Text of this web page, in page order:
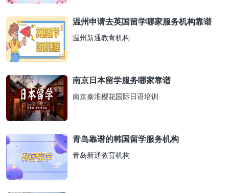
温州申请去英国留学哪家服务机构靠谱
温州新通教育机构
南京日本留学服务哪家靠谱
南京秦淮樱花国际日语培训
青岛靠谱的韩国留学服务机构
青岛新通教育机构